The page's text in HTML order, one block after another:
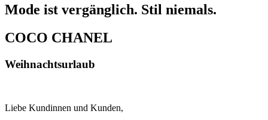
Mode ist vergänglich. Stil niemals.
COCO CHANEL
Weihnachtsurlaub
Liebe Kundinnen und Kunden,